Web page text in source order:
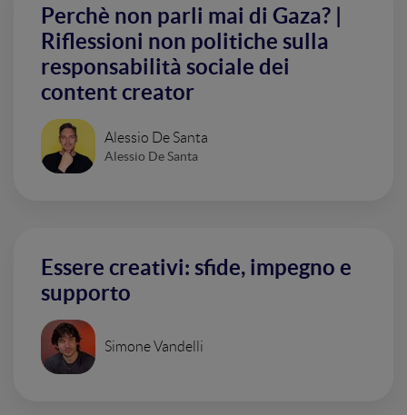
Perchè non parli mai di Gaza? |
Riflessioni non politiche sulla
responsabilità sociale dei
content creator
Alessio De Santa
Alessio De Santa
Essere creativi: sfide, impegno e
supporto
Simone Vandelli